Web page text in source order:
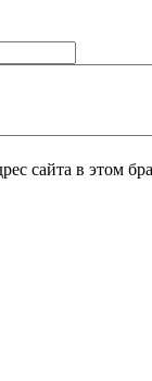
сайта в этом